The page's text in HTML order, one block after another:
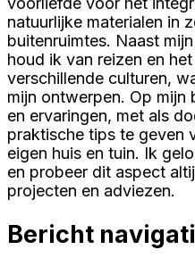
natuurlijke materialen in
buitenruimtes. Naast
houd ik van reizen en
verschillende culturen,
mijn ontwerpen. Op mijn
en ervaringen, met als
praktische tips te geven
eigen huis en tuin. Ik
en probeer dit aspect
projecten en adviezen.
Bericht